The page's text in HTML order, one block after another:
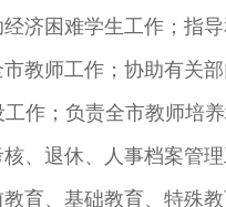
济困难学生工作；指
师工作；协助有关部
作；负责全市教师培
、退休、人事档案管
、基础教育、特殊教